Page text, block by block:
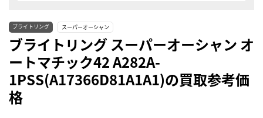
ブライトリング スーパーオーシャン
ブライトリング スーパーオーシャン オ
ートマチック42 A282A-
1PSS(A17366D81A1A1)の買取参考価
格